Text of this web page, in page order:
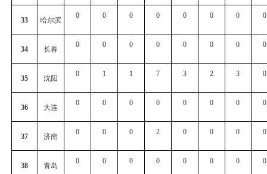
33 哈尔滨
0 0 0 0 0 0 0 0
34 长春
0 0 0 0 0 0 0 0
35 沈阳
0 1 1 7 3 2 3 0
36 大连
0 0 0 0 0 0 0 0
37 济南
0 0 0 2 0 0 0 0
38 青岛
0 0 0 0 0 0 0 0